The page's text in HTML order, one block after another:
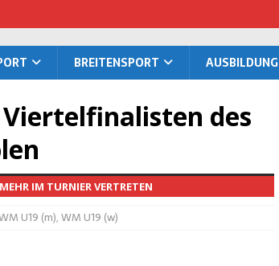
BREI­TEN­SPORT AUS­BIL­DUNG
des
IM TURNIER VERTRETEN
U19 (m),WM U19 (w)